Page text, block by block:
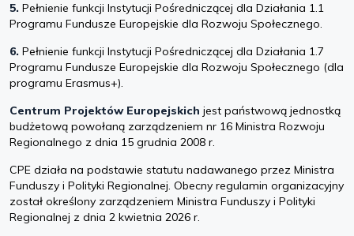
5. Pełnienie funkcji Instytucji Pośredniczącej dla Działania 1.1
Programu Fundusze Europejskie dla Rozwoju Społecznego.
6. Pełnienie funkcji Instytucji Pośredniczącej dla Działania 1.7
Programu Fundusze Europejskie dla Rozwoju Społecznego (dla
programu Erasmus+).
Centrum Projektów Europejskich jest państwową jednostką
budżetową powołaną zarządzeniem nr 16 Ministra Rozwoju
Regionalnego z dnia 15 grudnia 2008 r.
CPE działa na podstawie statutu nadawanego przez Ministra
Funduszy i Polityki Regionalnej. Obecny regulamin organizacyjny
został określony zarządzeniem Ministra Funduszy i Polityki
Regionalnej z dnia 2 kwietnia 2026 r.